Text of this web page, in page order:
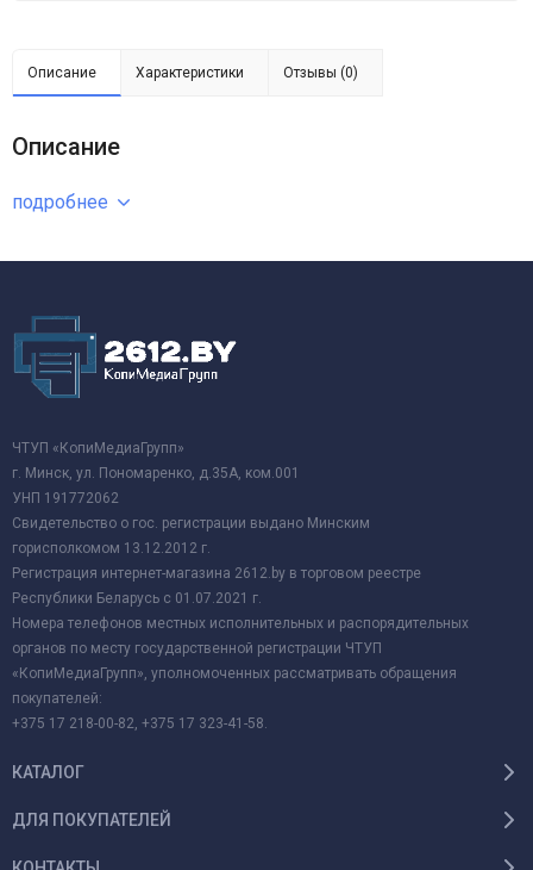
Описание Характеристики Отзывы (0)
Описание
подробнее
ЧТУП «КопиМедиаГрупп»
г. Минск, ул. Пономаренко, д.35А, ком.001
УНП 191772062
Свидетельство о гос. регистрации выдано Минским
горисполкомом 13.12.2012 г.
Регистрация интернет-магазина 2612.by в торговом реестре
Республики Беларусь с 01.07.2021 г.
Номера телефонов местных исполнительных и распорядительных
органов по месту государственной регистрации ЧТУП
«КопиМедиаГрупп», уполномоченных рассматривать обращения
покупателей:
+375 17 218-00-82, +375 17 323-41-58.
КАТАЛОГ
ДЛЯ ПОКУПАТЕЛЕЙ